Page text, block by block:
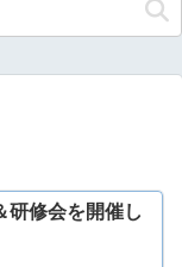
研修会を開催し